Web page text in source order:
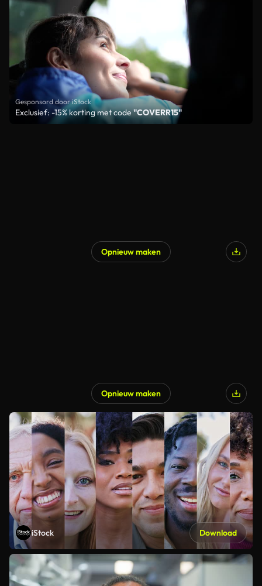
Gesponsord door iStock
Exclusief: -15% korting met code"COVERR15"
Opnieuw maken
Opnieuw maken
iStock Download